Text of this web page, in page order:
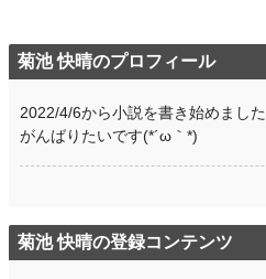
週間ポイント 5,655 pt (1,820 位)
月間ポイント 39,883 pt (1,144 位)
年間ポイント 717,601 pt (604 位)
菊池 快晴のプロフィール
2022/4/6から小説を書き始めまし
がんばりたいです(*´ω｀*)
菊池 快晴の登録コンテンツ